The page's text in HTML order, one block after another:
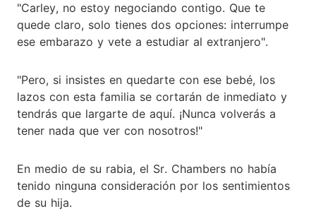
"Carley, no estoy negociando contigo. Que te
quede claro, solo tienes dos opciones: interrumpe
ese embarazo y vete a estudiar al extranjero".
"Pero, si insistes en quedarte con ese bebé, los
lazos con esta familia se cortarán de inmediato y
tendrás que largarte de aquí. ¡Nunca volverás a
tener nada que ver con nosotros!"
En medio de su rabia, el Sr. Chambers no había
tenido ninguna consideración por los sentimientos
de su hija.